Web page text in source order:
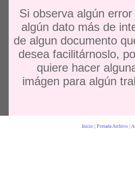
Si observa algún
algún dato más de
de algun documento
desea facilitárnoslo,
quiere hacer
imágen para algún
Inicio | Portada Archivo |